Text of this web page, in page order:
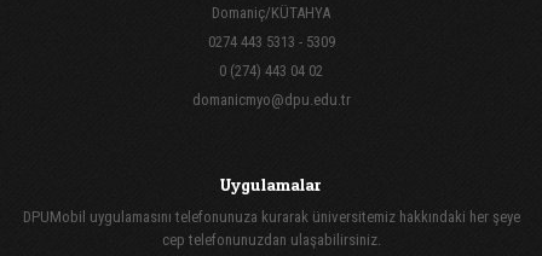
Domaniç/KÜTAHYA
0274 443 5313 - 5309
0 (274) 443 04 02
domanicmyo@dpu.edu.tr
Uygulamalar
DPUMobil uygulamasını telefonunuza kurarak üniversitemiz hakkındaki her şeye
cep telefonunuzdan ulaşabilirsiniz.